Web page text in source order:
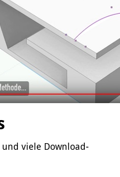
viele Download-